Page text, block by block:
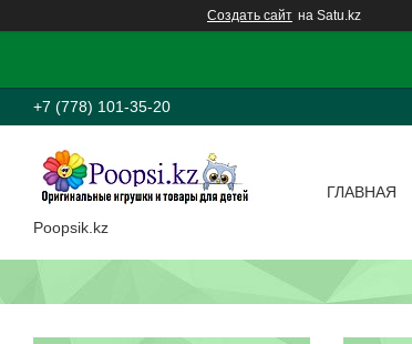
Создать сайт на Satu.kz
+7 (778) 101-35-20
Poopsik.kz
ГЛАВНАЯ